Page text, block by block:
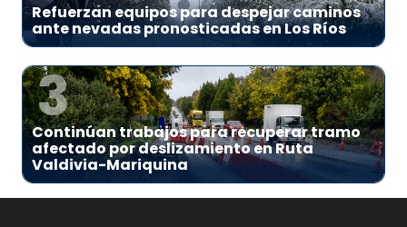
Refuerzan equipos para despejar caminos
ante nevadas pronosticadas en Los Ríos
3
Continúan trabajos para recuperar tramo
afectado por deslizamiento en Ruta
Valdivia-Mariquina